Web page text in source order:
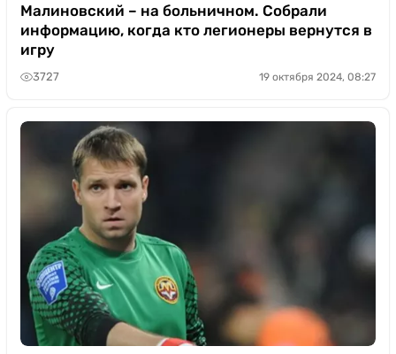
Малиновский – на больничном. Собрали
информацию, когда кто легионеры вернутся в
игру
3727 19 октября 2024, 08:27